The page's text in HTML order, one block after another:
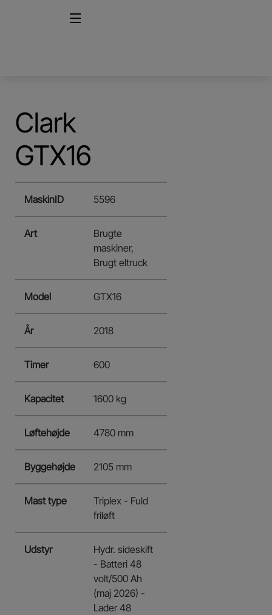
Clark
GTX16
MaskinID 5596
Art
Brugte
maskiner,
Brugt eltruck
Model GTX16
År 2018
Timer 600
Kapacitet 1600 kg
Løftehøjde 4780 mm
Byggehøjde 2105 mm
Mast type
Triplex - Fuld
friløft
Udstyr
Hydr. sideskift
- Batteri 48
volt/500 Ah
(maj 2026) -
Lader 48